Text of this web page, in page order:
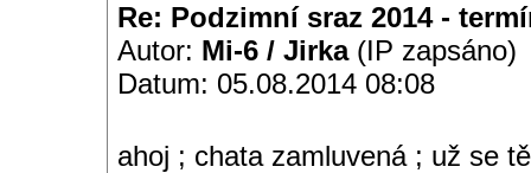
Re: Podzimní sraz 2014 -
Autor: Mi-6 / Jirka(IP zapsáno)
Datum: 05.08.2014 08:08
ahoj ; chata zamluvená ; už se